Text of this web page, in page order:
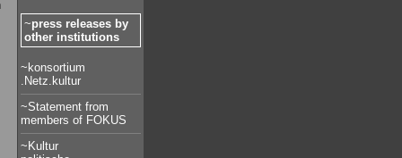
~press releases by
other institutions
~konsortium
.Netz.kultur
~Statement from
members of FOKUS
~Kultur